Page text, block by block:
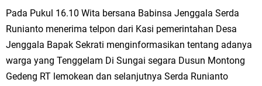
Pada Pukul 16.10 Wita bersana Babinsa Jenggala Serda
Runianto menerima telpon dari Kasi pemerintahan Desa
Jenggala Bapak Sekrati menginformasikan tentang adanya
warga yang Tenggelam Di Sungai segara Dusun Montong
Gedeng RT lemokean dan selanjutnya Serda Runianto